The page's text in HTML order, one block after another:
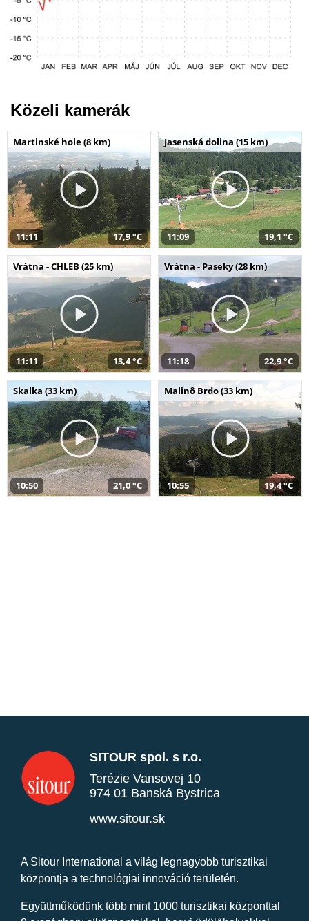
Közeli kamerák
Martinské hole (8 km)
11:11 17,9 °C
Jasenská dolina (15 km)
11:09 19,1 °C
Vrátna - CHLEB (25 km)
11:11 13,4 °C
Vrátna - Paseky (28 km)
11:18 22,9 °C
Skalka (33 km)
10:50 21,0 °C
Malinô Brdo (33 km)
10:55 19,4 °C
SITOUR spol. s r.o.
Terézie Vansovej 10
974 01 Banská Bystrica
www.sitour.sk
A Sitour International a világ legnagyobb turisztikai
központja a technológiai innováció területén.
Együttműködünk több mint 1000 turisztikai központtal